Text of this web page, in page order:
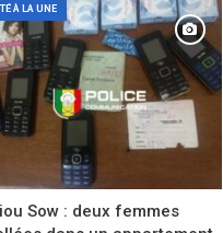
À LA UNE
Sow : deux femmes